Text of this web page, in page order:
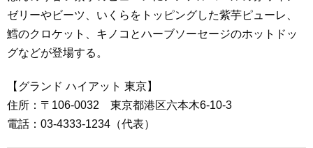
ゼリーやビーツ、いくらをトッピングした紫芋ピューレ、
鱈のクロケット、キノコとハーブソーセージのホットドッ
グなどが登場する。
【グランド ハイアット 東京】
住所：〒106-0032 東京都港区六本木6-10-3
電話：03-4333-1234（代表）